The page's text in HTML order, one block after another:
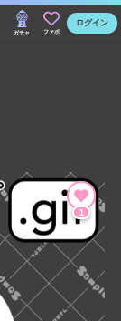
ガチャ ファボ
ログイン
1